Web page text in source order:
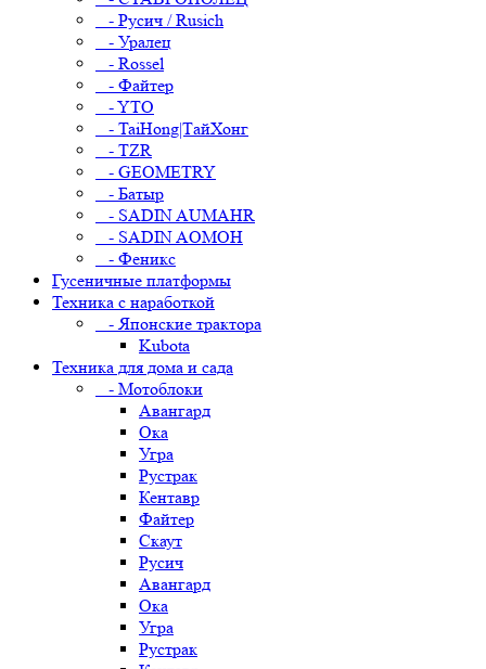
- Русич / Rusich
- Уралец
- Rossel
- Файтер
- YTO
- TaiHong|ТайХонг
- TZR
- GEOMETRY
- Батыр
- SADIN AUMAHR
- SADIN AOMOH
- Феникс
Гусеничные платформы
Техника с наработкой
- Японские трактора
Kubota
Техника для дома и сада
- Мотоблоки
Авангард
Ока
Угра
Рустрак
Кентавр
Файтер
Скаут
Русич
Авангард
Ока
Угра
Рустрак